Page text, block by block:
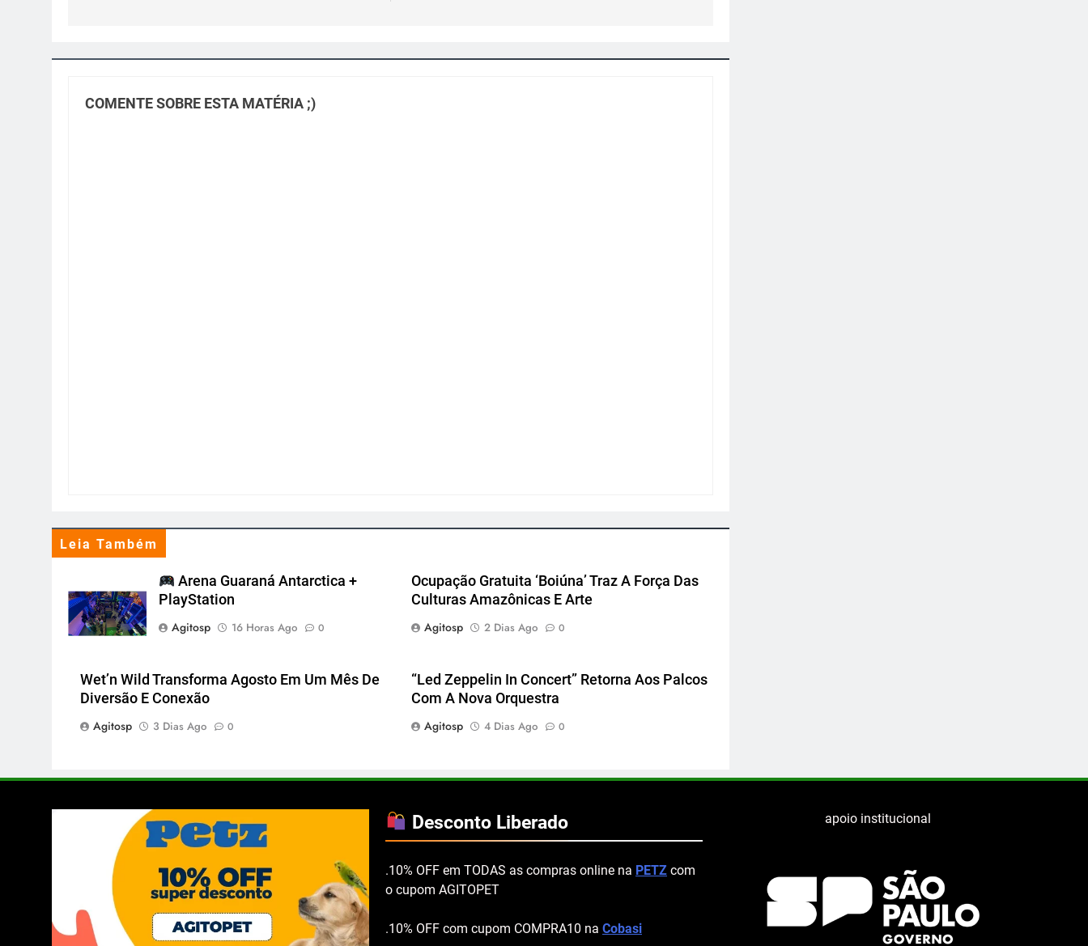
COMENTE SOBRE ESTA MATÉRIA ;)
Leia Também
Arena Guaraná Antarctica +
PlayStation
Agitosp
16 Horas Ago 0
Ocupação Gratuita ‘Boiúna’ Traz A Força Das
Culturas Amazônicas E Arte
Agitosp
2 Dias Ago 0
Wet’n Wild Transforma Agosto Em Um Mês De
Diversão E Conexão
Agitosp
3 Dias Ago 0
“Led Zeppelin In Concert” Retorna Aos Palcos
Com A Nova Orquestra
Agitosp
4 Dias Ago 0
Desconto Liberado
.10% OFF em TODAS as compras online na PETZ com
o cupom AGITOPET
.10% OFF com cupom COMPRA10 na Cobasi
apoio institucional